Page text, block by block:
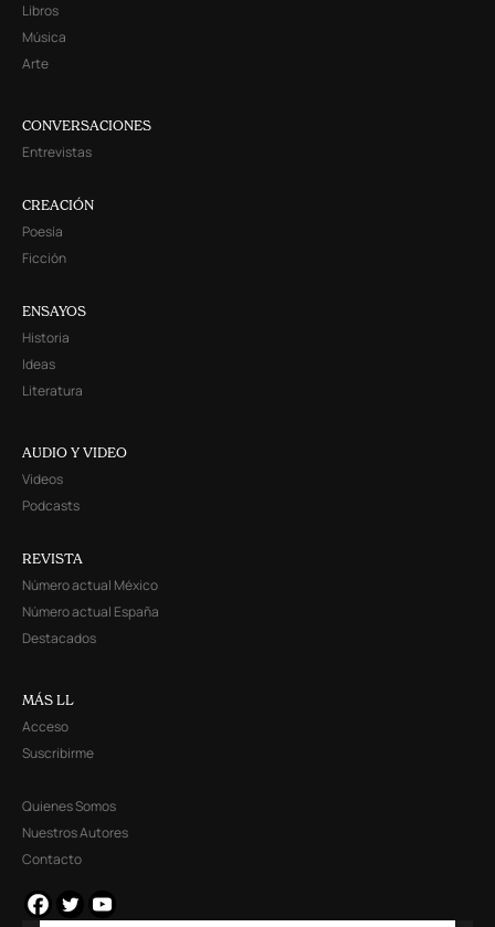
Libros
Música
Arte
CONVERSACIONES
Entrevistas
CREACIÓN
Poesía
Ficción
ENSAYOS
Historia
Ideas
Literatura
AUDIO Y VIDEO
Videos
Podcasts
REVISTA
Número actual México
Número actual España
Destacados
MÁS LL
Acceso
Suscribirme
Quienes Somos
Nuestros Autores
Contacto